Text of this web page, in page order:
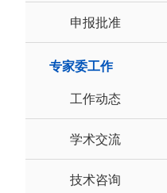
申报批准
专家委工作
工作动态
学术交流
技术咨询